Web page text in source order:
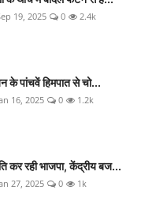
19, 2025 0 2.4k
के पांचवें हिमपात से चो...
16, 2025 0 1.2k
कर रही भाजपा, केंद्रीय बज...
27, 2025 0 1k